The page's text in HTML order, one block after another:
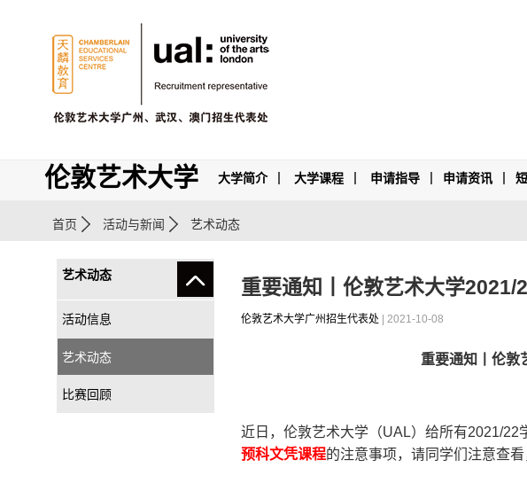
大学简介 大学课程 申请指导 申请资讯
伦敦艺术大学
首页 活动与新闻 艺术动态
艺术动态
活动信息
艺术动态
比赛回顾
重要通知丨伦敦艺术大学2021/
伦敦艺术大学广州招生代表处 | 2021-10-08
重要通知丨伦敦
近日，伦敦艺术大学（UAL）给所有2021/22
预科文凭课程的注意事项，请同学们注意查看